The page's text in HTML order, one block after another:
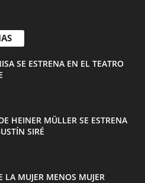
SE ESTRENA EN EL TEATRO
HEINER MÜLLER SE ESTRENA
SIRÉ
LA MUJER MENOS MUJER